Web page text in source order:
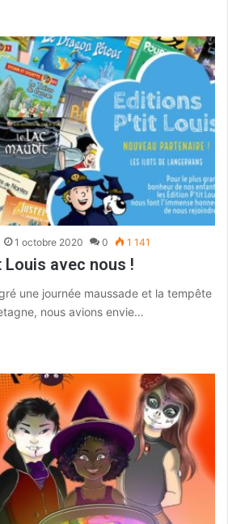
1 octobre 2020 0 1 141
Louis avec nous !
une journée maussade et la tempête
nous avions envie…